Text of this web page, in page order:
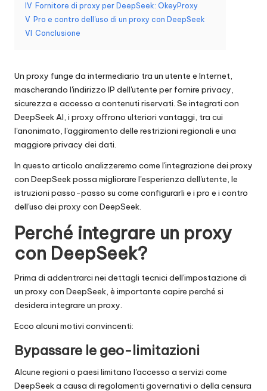
P
v
a
g
r
a
t
ui
t
a
]
-
O
k
e
y
IV Fornitore di proxy per DeepSeek: OkeyProxy
V Pro e contro dell'uso di un proxy con DeepSeek
VI Conclusione
Un proxy funge da intermediario tra un utente e Internet,
mascherando l'indirizzo IP dell'utente per fornire privacy,
sicurezza e accesso a contenuti riservati. Se integrati con
DeepSeek AI, i proxy offrono ulteriori vantaggi, tra cui
l'anonimato, l'aggiramento delle restrizioni regionali e una
maggiore privacy dei dati.
In questo articolo analizzeremo come l'integrazione dei proxy
con DeepSeek possa migliorare l'esperienza dell'utente, le
istruzioni passo-passo su come configurarli e i pro e i contro
dell'uso dei proxy con DeepSeek.
Perché integrare un proxy
con DeepSeek?
Prima di addentrarci nei dettagli tecnici dell'impostazione di
un proxy con DeepSeek, è importante capire perché si
desidera integrare un proxy.
Ecco alcuni motivi convincenti:
Bypassare le geo-limitazioni
Alcune regioni o paesi limitano l'accesso a servizi come
DeepSeek a causa di regolamenti governativi o della censura